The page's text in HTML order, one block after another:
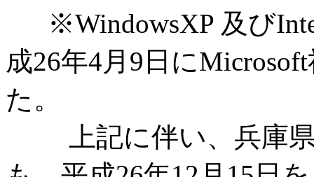
※WindowsXP 及び
成26年4月9日に
た。
上記に伴い、兵庫県